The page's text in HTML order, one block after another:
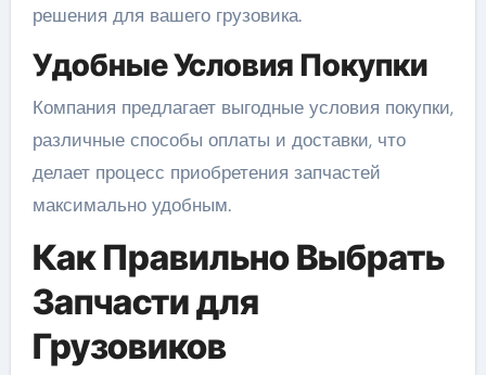
решения для вашего грузовика.
Удобные Условия Покупки
Компания предлагает выгодные условия покупки,
различные способы оплаты и доставки, что
делает процесс приобретения запчастей
максимально удобным.
Как Правильно Выбрать
Запчасти для
Грузовиков